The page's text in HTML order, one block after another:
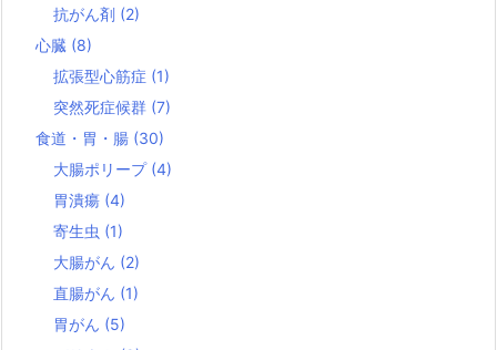
抗がん剤 (2)
心臓 (8)
拡張型心筋症 (1)
突然死症候群 (7)
食道・胃・腸 (30)
大腸ポリープ (4)
胃潰瘍 (4)
寄生虫 (1)
大腸がん (2)
直腸がん (1)
胃がん (5)